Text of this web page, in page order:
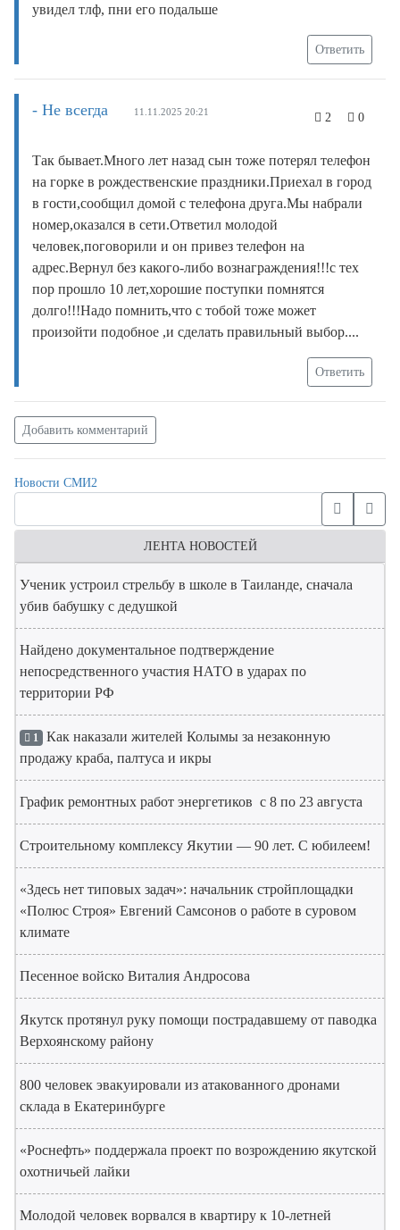
увидел тлф, пни его подальше
Ответить
- Не всегда 11.11.2025 20:21 2 0
Так бывает.Много лет назад сын тоже потерял телефон
на горке в рождественские праздники.Приехал в город
в гости,сообщил домой с телефона друга.Мы набрали
номер,оказался в сети.Ответил молодой
человек,поговорили и он привез телефон на
адрес.Вернул без какого-либо вознаграждения!!!с тех
пор прошло 10 лет,хорошие поступки помнятся
долго!!!Надо помнить,что с тобой тоже может
произойти подобное ,и сделать правильный выбор....
Ответить
Добавить комментарий
Новости СМИ2
ЛЕНТА НОВОСТЕЙ
Ученик устроил стрельбу в школе в Таиланде, сначала
убив бабушку с дедушкой
Найдено документальное подтверждение
непосредственного участия НАТО в ударах по
территории РФ
1 Как наказали жителей Колымы за незаконную
продажу краба, палтуса и икры
График ремонтных работ энергетиков с 8 по 23 августа
Строительному комплексу Якутии — 90 лет. С юбилеем!
«Здесь нет типовых задач»: начальник стройплощадки
«Полюс Строя» Евгений Самсонов о работе в суровом
климате
Песенное войско Виталия Андросова
Якутск протянул руку помощи пострадавшему от паводка
Верхоянскому району
800 человек эвакуировали из атакованного дронами
склада в Екатеринбурге
«Роснефть» поддержала проект по возрождению якутской
охотничьей лайки
Молодой человек ворвался в квартиру к 10-летней